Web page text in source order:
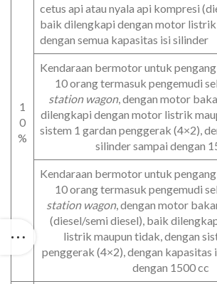
1
0
%
cetus api atau nyala api kompresi
baik dilengkapi dengan motor
dengan semua kapasitas isi silinder
Kendaraan bermotor untuk
10 orang termasuk pengemudi
station wagon, dengan motor
dilengkapi dengan motor listrik
sistem 1 gardan penggerak (4×2),
silinder sampai dengan
Kendaraan bermotor untuk
10 orang termasuk pengemudi
station wagon, dengan motor
(diesel/semi diesel), baik
listrik maupun tidak, dengan
penggerak (4×2), dengan kapasitas
dengan 1500 cc